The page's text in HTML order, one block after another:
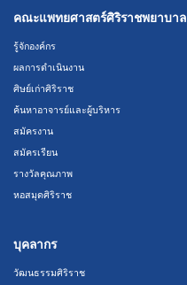
คณะแพทยศาสตร์ศิริราชพยาบาล
รู้จักองค์กร
ผลการดำเนินงาน
ศิษย์เก่าศิริราช
ค้นหาอาจารย์และผู้บริหาร
สมัครงาน
สมัครเรียน
รางวัลคุณภาพ
หอสมุดศิริราช
บุคลากร
วัฒนธรรมศิริราช